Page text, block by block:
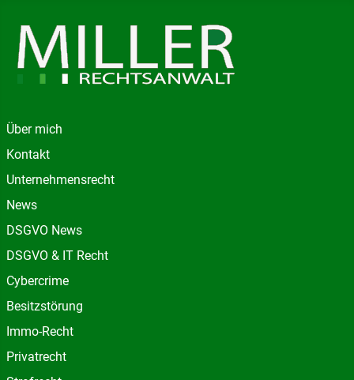
Über mich
Kontakt
Unternehmensrecht
News
DSGVO News
DSGVO & IT Recht
Cybercrime
Besitzstörung
Immo-Recht
Privatrecht